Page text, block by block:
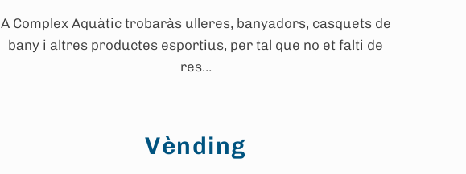
A Complex Aquàtic trobaràs ulleres, banyadors, casquets de
bany i altres productes esportius, per tal que no et falti de
res…
Vènding